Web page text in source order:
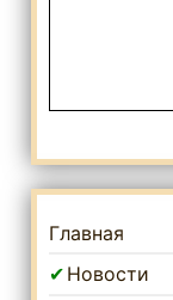
Главная
Новости